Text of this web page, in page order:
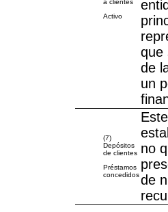
a clientes
Activo
que
de
un
(7)
Depósitos
de clientes
Préstamos
concedidos
no
de